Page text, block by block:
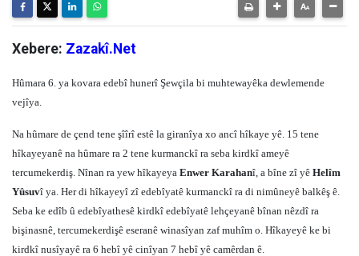
Xebere: Zazakî.Net
Hûmara 6. ya kovara edebî hunerî Şewçila bi muhtewayêka dewlemende
vejîya.
Na hûmare de çend tene şîîrî estê la giranîya xo ancî hîkaye yê. 15 tene
hîkayeyanê na hûmare ra 2 tene kurmanckî ra seba kirdkî ameyê
tercumekerdiş. Nînan ra yew hîkayeya Enwer Karahanî, a bîne zî yê Helîm
Yûsuvî ya. Her di hîkayeyî zî edebîyatê kurmanckî ra di nimûneyê balkêş ê.
Seba ke edîb û edebîyathesê kirdkî edebîyatê lehçeyanê bînan nêzdî ra
bişinasnê, tercumekerdişê eseranê winasîyan zaf muhîm o. Hîkayeyê ke bi
kirdkî nusîyayê ra 6 hebî yê cinîyan 7 hebî yê camêrdan ê.